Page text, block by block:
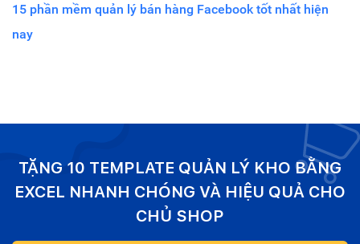
15 phần mềm quản lý bán hàng Facebook tốt nhất hiện
nay
TẶNG 10 TEMPLATE QUẢN LÝ KHO BẰNG
EXCEL NHANH CHÓNG VÀ HIỆU QUẢ CHO
CHỦ SHOP